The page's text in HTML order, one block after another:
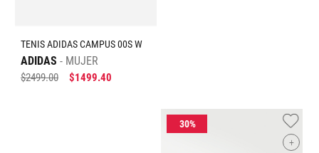
TENIS ADIDAS CAMPUS 00S W
ADIDAS MUJER
$2499.00 $1499.40
+